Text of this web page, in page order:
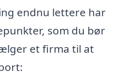
endnu lettere har
som du bør
et firma til at